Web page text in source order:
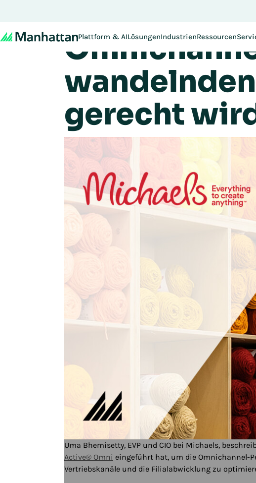
Plattform & AILösungenIndustrienRessourcen
Michaels
gerecht
Play/Pause
Uma Bhemisetty, EVP und CIO bei Michaels,
Active® Omni eingeführt hat, um die Omnichannel-
Vertriebskanäle und die Filialabwicklung zu